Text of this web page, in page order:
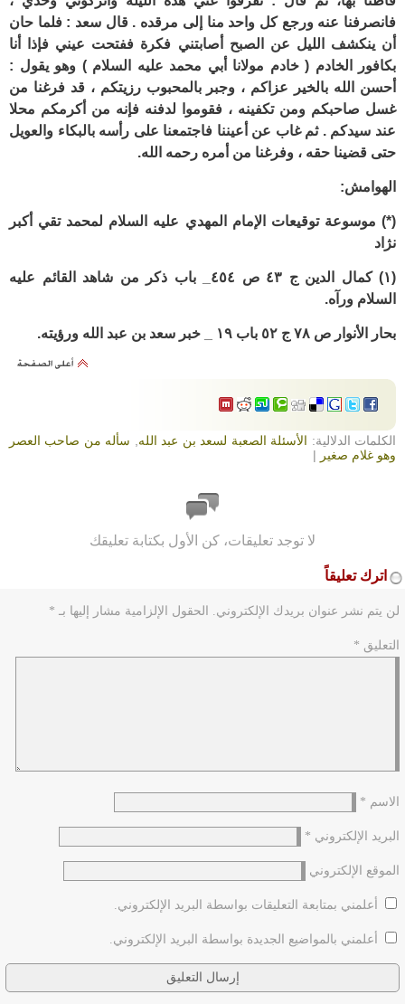
فانصرفنا عنه ورجع كل واحد منا إلى مرقده . قال سعد : فلما حان
أن ينكشف الليل عن الصبح أصابتني فكرة ففتحت عيني فإذا أنا
بكافور الخادم ( خادم مولانا أبي محمد عليه السلام ) وهو يقول :
أحسن الله بالخير عزاكم ، وجبر بالمحبوب رزيتكم ، قد فرغنا من
غسل صاحبكم ومن تكفينه ، فقوموا لدفنه فإنه من أكرمكم محلا
عند سيدكم . ثم غاب عن أعيننا فاجتمعنا على رأسه بالبكاء والعويل
حتى قضينا حقه ، وفرغنا من أمره رحمه الله.
الهوامش:
(*) موسوعة توقيعات الإمام المهدي عليه السلام لمحمد تقي أكبر
نژاد
(١) كمال الدين ج ٤٣ ص ٤٥٤_ باب ذكر من شاهد القائم عليه
السلام ورآه.
بحار الأنوار ص ٧٨ ج ٥٢ باب ١٩ _ خبر سعد بن عبد الله ورؤيته.
الكلمات الدلالية: الأسئلة الصعبة لسعد بن عبد الله
سأله من صاحب العصر
وهو غلام صغير |
لا توجد تعليقات، كن الأول بكتابة تعليقك
اترك تعليقاً
لن يتم نشر عنوان بريدك الإلكتروني. الحقول الإلزامية مشار إليها بـ *
التعليق *
الاسم *
البريد الإلكتروني *
الموقع الإلكتروني
أعلمني بمتابعة التعليقات بواسطة البريد الإلكتروني.
أعلمني بالمواضيع الجديدة بواسطة البريد الإلكتروني.